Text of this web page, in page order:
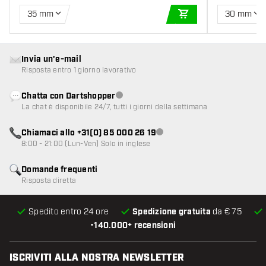
35 mm
AGGIUNGI AL
30 mm
•140.000+ recensioni
Spedito entro 24 ore Spedizione gratuita da € 75
Domande frequenti
Risposta diretta
Invia un'e-mail
Risposta entro 1 giorno lavorativo
Chatta con DartshopperServizio clienti non disponibile
La chat è disponibile 24/7, tutti i giorni della settimana
Chiamaci allo +31(0) 85 000 26 19Servizio clienti non disponibile
8:00 - 21:00 (Lun-Ven) Solo in inglese
ISCRIVITI ALLA NOSTRA NEWSLETTER